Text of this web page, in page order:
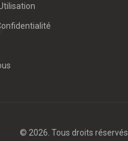
© 2026. Tous droits réservés.